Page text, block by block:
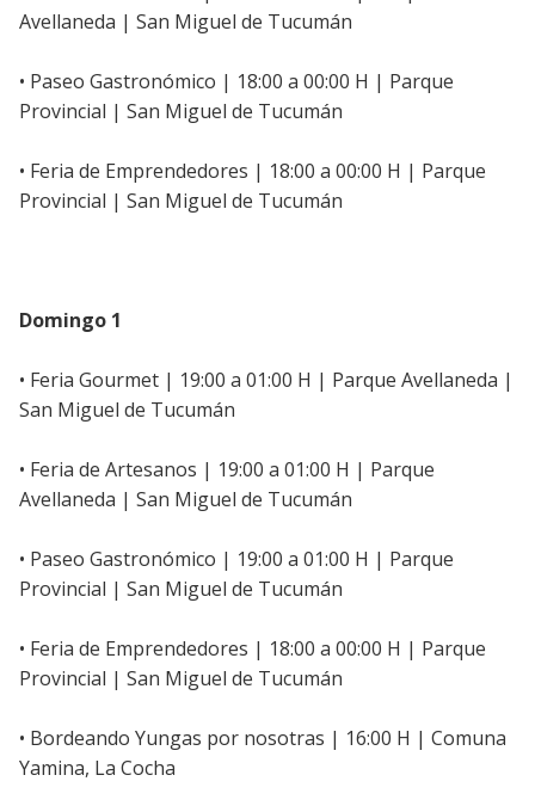
Avellaneda | San Miguel de Tucumán
• Paseo Gastronómico | 18:00 a 00:00 H | Parque
Provincial | San Miguel de Tucumán
• Feria de Emprendedores | 18:00 a 00:00 H | Parque
Provincial | San Miguel de Tucumán
Domingo 1
• Feria Gourmet | 19:00 a 01:00 H | Parque Avellaneda |
San Miguel de Tucumán
• Feria de Artesanos | 19:00 a 01:00 H | Parque
Avellaneda | San Miguel de Tucumán
• Paseo Gastronómico | 19:00 a 01:00 H | Parque
Provincial | San Miguel de Tucumán
• Feria de Emprendedores | 18:00 a 00:00 H | Parque
Provincial | San Miguel de Tucumán
• Bordeando Yungas por nosotras | 16:00 H | Comuna
Yamina, La Cocha